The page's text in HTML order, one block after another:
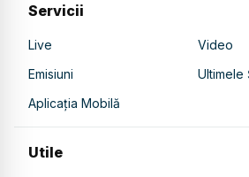
Servicii
Live
Video
Emisiuni
Ultimele
Aplicația Mobilă
Utile